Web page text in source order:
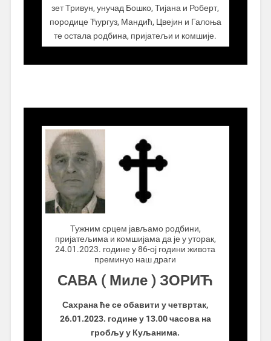
зет Тривун, унучад Бошко, Тијана и Роберт,
породице Ћургуз, Мандић, Цвејин и Галоња
те остала родбина, пријатељи и комшије.
Тужним срцем јављамо родбини,
пријатељима и комшијама да је у уторак,
24.01.2023. године у 86-ој години живота
преминуо наш драги
САВА ( Миле ) ЗОРИЋ
Сахрана ће се обавити у четвртак,
26.01.2023. године у 13.00 часова на
гробљу у Куљанима.